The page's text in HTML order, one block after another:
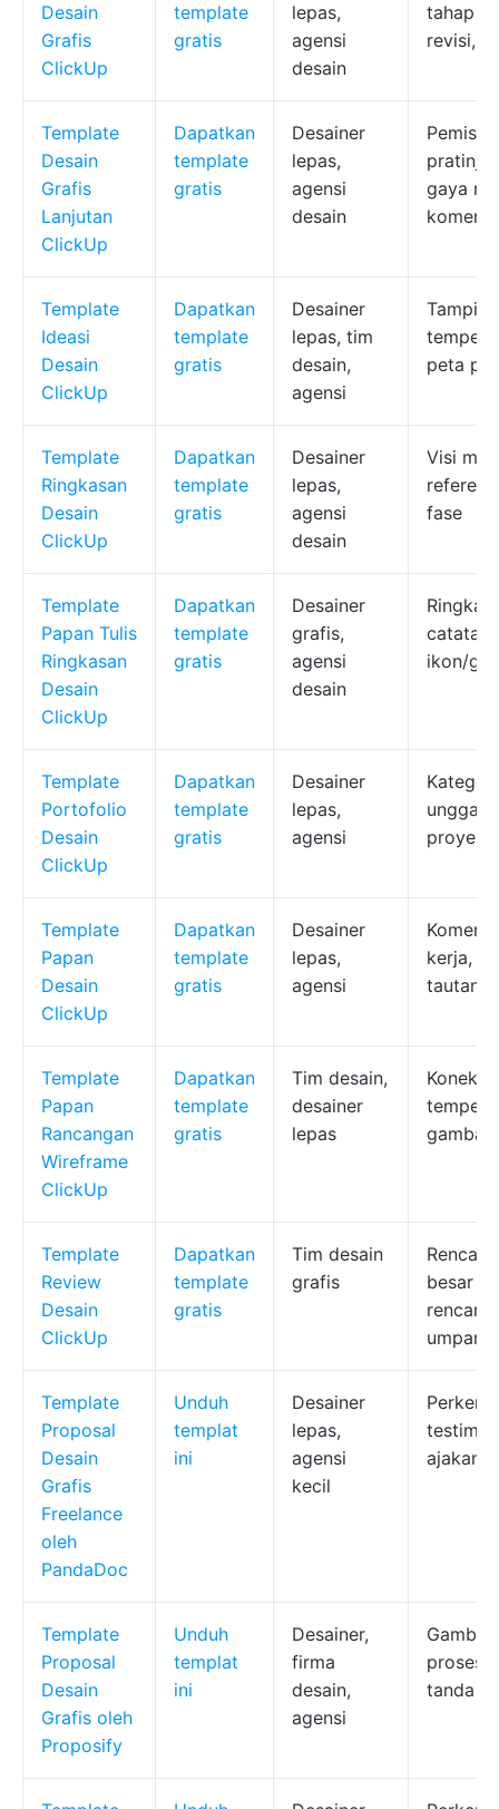
Desain
Grafis
ClickUp
template
gratis
lepas,
agensi
desain
tahap
revisi,
Template
Desain
Grafis
Lanjutan
ClickUp
Dapatkan
template
gratis
Desainer
lepas,
agensi
desain
gaya
Template
Ideasi
Desain
ClickUp
Dapatkan
template
gratis
Desainer
lepas, tim
desain,
agensi
tempel,
peta
Template
Ringkasan
Desain
ClickUp
Dapatkan
template
gratis
Desainer
lepas,
agensi
desain
Visi
fase
Template
Papan Tulis
Ringkasan
Desain
ClickUp
Dapatkan
template
gratis
Desainer
grafis,
agensi
desain
catatan
ikon/
Template
Portofolio
Desain
ClickUp
Dapatkan
template
gratis
Desainer
lepas,
agensi
unggah
proyek
Template
Papan
Desain
ClickUp
Dapatkan
template
gratis
Desainer
lepas,
agensi
kerja,
tautan
Template
Papan
Rancangan
Wireframe
ClickUp
Dapatkan
template
gratis
Tim desain,
desainer
lepas
tempel,
gambar
Template
Review
Desain
ClickUp
Dapatkan
template
gratis
Tim desain
grafis
besar
umpan
Template
Proposal
Desain
Grafis
Freelance
oleh
PandaDoc
Unduh
templat
ini
Desainer
lepas,
agensi
kecil
ajakan
Template
Proposal
Desain
Grafis oleh
Proposify
Unduh
templat
ini
Desainer,
firma
desain,
agensi
proses/
tanda